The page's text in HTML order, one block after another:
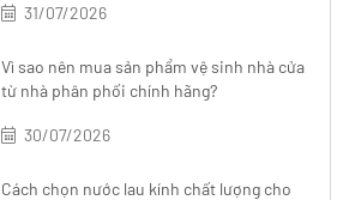
31/07/2026
Vì sao nên mua sản phẩm vệ sinh nhà cửa
từ nhà phân phối chính hãng?
30/07/2026
Cách chọn nước lau kính chất lượng cho